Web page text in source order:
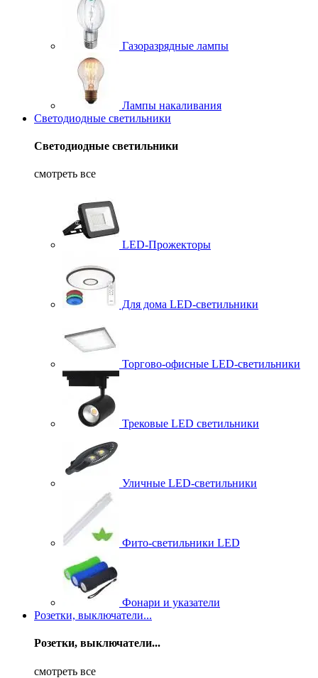
Газоразрядные лампы
Лампы накаливания
Светодиодные светильники
Светодиодные светильники
смотреть все
LED-Прожекторы
Для дома LED-светильники
Торгово-офисные LED-светильники
Трековые LED светильники
Уличные LED-светильники
Фито-светильники LED
Фонари и указатели
Розетки, выключатели...
Розетки, выключатели...
смотреть все